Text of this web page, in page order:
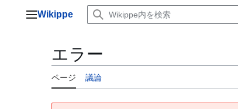
メインメニュー
Wikippe
エラー
ページ 議論